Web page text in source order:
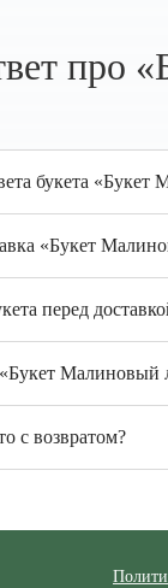
про
букета
«Букет
перед
Малиновый
с возвратом?